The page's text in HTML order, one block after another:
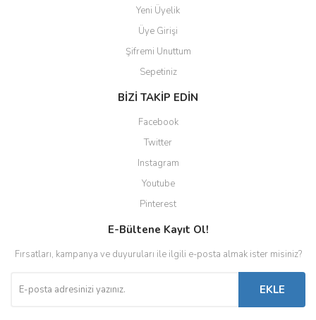
Yeni Üyelik
Üye Girişi
Şifremi Unuttum
Sepetiniz
BİZİ TAKİP EDİN
Facebook
Twitter
Instagram
Youtube
Pinterest
E-Bültene Kayıt Ol!
Fırsatları, kampanya ve duyuruları ile ilgili e-posta almak ister misiniz?
EKLE